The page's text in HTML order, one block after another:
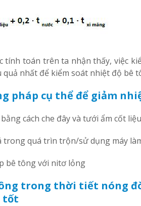
tính toán trên ta nhận thấy, việc
nhất để kiểm soát nhiệt độ bê
pháp cụ thể để giảm
cách che đây và tưới ẩm cốt liệu
trong quá trìn trộn/sử dụng máy
bê tông với nitơ lỏng
trong thời tiết nóng
tốt